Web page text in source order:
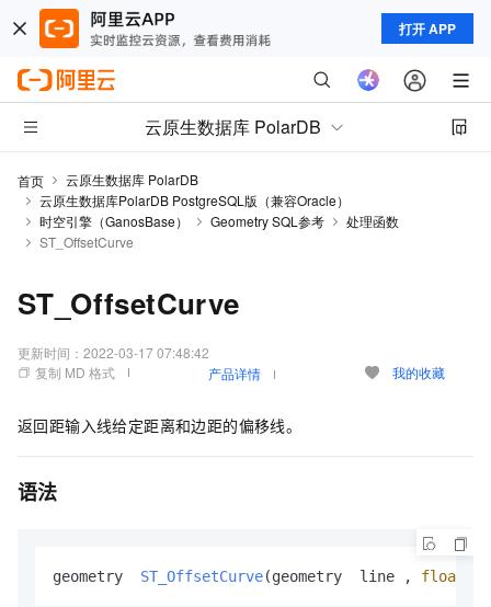
打开 APP
云原生数据库 PolarDB
首页
云原生数据库 PolarDB
云原生数据库PolarDB PostgreSQL版（兼容Oracle）
时空引擎（GanosBase）
Geometry SQL参考
处理函数
ST_OffsetCurve
ST_OffsetCurve
更新时间： 2022-03-17 07:48:42
复制 MD 格式
产品详情 我的收藏
返回距输入线给定距离和边距的偏移线。
语法
geometry ST_OffsetCurve(geometry  line , float